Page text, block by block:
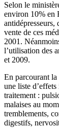
Selon le
environ 10% en
antidépresseurs,
vente de ces
2001.
l’utilisation des
et 2009.
En parcourant la
une liste
traitement :
malaises au
tremblements,
digestifs,